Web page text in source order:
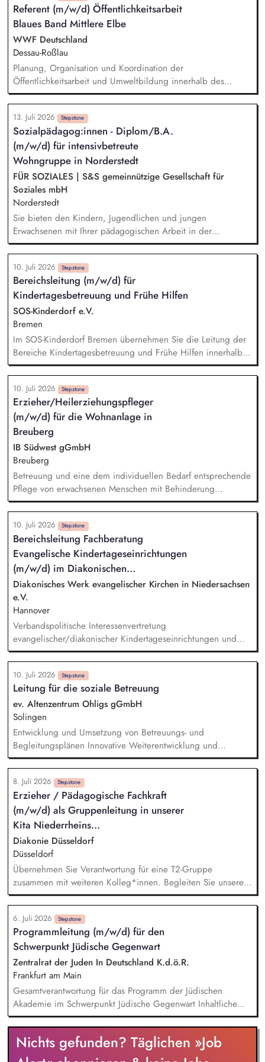
Gruppenalltag. Sie leiten Freizeitangebote und Projekte an.
Sie führen Eltern- und Familiengespräche und arbeiten
interdisziplinär mit allen Schulpädagog*innen und ggf.
anderen Fachdiensten zusammen.
Referent (m/w/d) Öffentlichkeitsarbeit
Blaues Band Mittlere Elbe
WWF Deutschland
Dessau-Roßlau
Planung, Organisation und Koordination der
Öffentlichkeitsarbeit und Umweltbildung innerhalb des
Projekts, Sicherstellung eines kontinuierlichen
Informationsflusses gegenüber Projektpartnern und relevanten
Akteuren, Planung und Organisation von Exkursionen in das
Projektgebiet für unterschiedliche Zielgruppen sowie
Vorbereitung und Durchführung von Pressefahrten und Fach-
und Informationsreisen für kommunale, regionale und weitere
Entscheidungsträger, Organisation und Begleitung von
projektbezogenen Arbeitsgruppen, Dialogformaten,
Informationsveranstaltungen und Beteiligungsprozessen.
13. Juli 2026 Stepstone
Sozialpädagog:innen - Diplom/B.A.
(m/w/d) für intensivbetreute
Wohngruppe in Norderstedt
FÜR SOZIALES | S&S gemeinnützige Gesellschaft für
Soziales mbH
Norderstedt
Sie bieten den Kindern, Jugendlichen und jungen
Erwachsenen mit Ihrer pädagogischen Arbeit in der
Wohngruppe ein sicheres Zuhause. Einzel- und
Gruppenaktivitäten aber auch Ausflüge werden von Ihnen
mitgeplant, organisiert und auch durchgeführt. Bei der
Hilfeplanung wirken Sie mit und arbeiten eng mit
Fallzuständigen und Fachkräften der Jugendämter sowie
weiteren in den Entwicklungsprozess einbezogenen Personen
zusammen. Sie führen Kennenlerngespräche und beteiligen
sich aktiv am Aufnahmeprozess.
10. Juli 2026 Stepstone
Bereichsleitung (m/w/d) für
Kindertagesbetreuung und Frühe Hilfen
SOS-Kinderdorf e.V.
Bremen
Im SOS-Kinderdorf Bremen übernehmen Sie die Leitung der
Bereiche Kindertagesbetreuung und Frühe Hilfen innerhalb
des Fachbereichs Sozialräumliche Angebote. Ihre Aufgaben
mit Wirkung: zielorientierte, motivierende Führung und
kontinuierliche fachliche Weiterentwicklung der
Mitarbeitenden, enge Zusammenarbeit mit dem internen
Fachdienst und der Kinderschutzkoordination zur
Sicherstellung der Schutzkonzepte, Steuerung und
Weiterentwicklung der pädagogischen Qualität in den
Einrichtungen, Aktive Netzwerkarbeit: Kooperation mit
öffentlichen Stellen, Fachgremien und Quartiersakteur*innen.
10. Juli 2026 Stepstone
Erzieher/Heilerziehungspfleger
(m/w/d) für die Wohnanlage in
Breuberg
IB Südwest gGmbH
Breuberg
Betreuung und eine dem individuellen Bedarf entsprechende
Pflege von erwachsenen Menschen mit Behinderung
Pädagogische Intervention, Begleitung und Unterstützung in
alltäglichen Situationen Medikamentenvergabe und
pflegerische Assistenz Begleitung von medizinischen
Terminen Intervention bei Krisen Einbringen von neuen Ideen
und Ansichten zur Weiterentwicklung der Wohnanlage
Objektive Beobachtung, Evaluation und Dokumentation
10. Juli 2026 Stepstone
Bereichsleitung Fachberatung
Evangelische Kindertageseinrichtungen
(m/w/d) im Diakonischen...
Diakonisches Werk evangelischer Kirchen in Niedersachsen
e.V.
Hannover
Verbandspolitische Interessenvertretung
evangelischer/diakonischer Kindertageseinrichtungen und
ihrer Träger gegenüber Politik, Kirche, Verwaltung und
Fachverbänden. Entwicklung fachpolitischer Positionen und
Mitwirkung an politischen Prozessen auf Landes- und
Bundesebene. Repräsentation des Verbandes sowie Pflege
und Ausbau strategischer Netzwerke. Fachliche, strategische
und personelle Leitung des Bereichs Fachberatung ev. Kitas
mit Verantwortung für die Mitarbeitenden des Teams.
10. Juli 2026 Stepstone
Leitung für die soziale Betreuung
ev. Altenzentrum Ohligs gGmbH
Solingen
Entwicklung und Umsetzung von Betreuungs- und
Begleitungsplänen Innovative Weiterentwicklung und
Implementierung maßgeschneiderter Beschäftigungsangebote
Unterstützung beim Einzug sowie kontinuierliche enge
Zusammenarbeit mit den zuständigen Bezugspflegekräften,
Bewohner*innen und Angehörigen Betreuung und Anleitung
der Bewohner*innen gemäß der geltenden Standards und
Konzepte Planung und Durchführung von Veranstaltungen,
Gruppenaktivitäten sowie Einzelbetreuungen Verantwortung
für die Erstellung von Dienstplänen und das Führen von
Gesprächen mit Mitarbeitenden
8. Juli 2026 Stepstone
Erzieher / Pädagogische Fachkraft
(m/w/d) als Gruppenleitung in unserer
Kita Niederrheins...
Diakonie Düsseldorf
Düsseldorf
Übernehmen Sie Verantwortung für eine T2-Gruppe
zusammen mit weiteren Kolleg*innen. Begleiten Sie unsere
Kinder im Alter von 0–3 Jahren in ihrer Entwicklung, und
gestalten Sie mit ihnen pädagogische Prozesse und
bereichern Sie die offen gestaltete Pädagogik in der
Einrichtung. Berücksichtigen Sie die Wünsche, Interessen
und Fähigkeiten der Kinder in der pädagogischen Arbeit. Sie
wirken an einer starken und verlässlichen partnerschaftlichen
Elternarbeit mit.
6. Juli 2026 Stepstone
Programmleitung (m/w/d) für den
Schwerpunkt Jüdische Gegenwart
Zentralrat der Juden In Deutschland K.d.ö.R.
Frankfurt am Main
Gesamtverantwortung für das Programm der Jüdischen
Akademie im Schwerpunkt Jüdische Gegenwart Inhaltliche
Ausgestaltung, Entwicklung und Planung des Programms im
Schwerpunkt Jüdische Gegenwart unter Berücksichtigung der
Bedarfe der Zielgruppen, aktueller Diskurse und
forschungsrelevanter Fragestellungen Strategischer Ausbau
Nichts gefunden? Täglichen »Job